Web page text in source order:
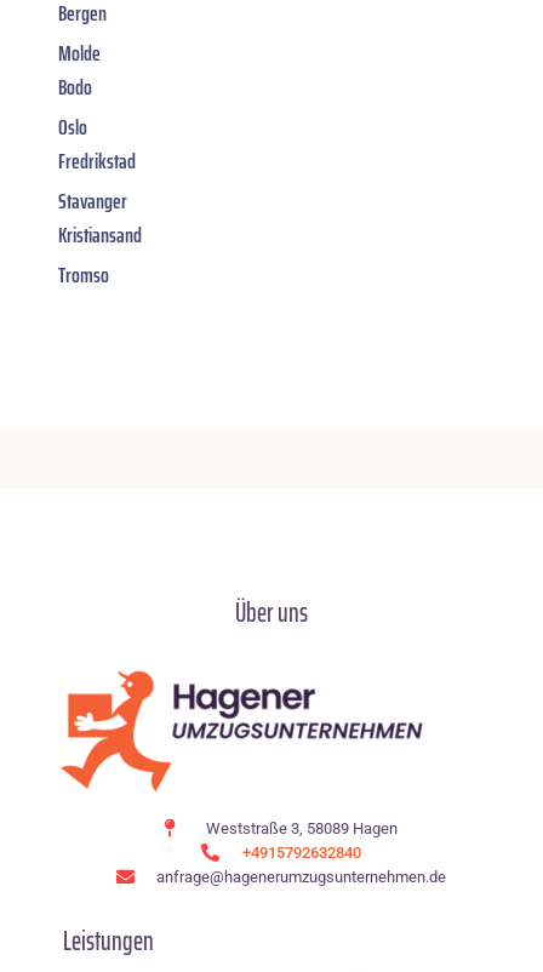
Bergen
Molde
Bodo
Oslo
Fredrikstad
Stavanger
Kristiansand
Tromso
Über uns
Weststraße 3, 58089 Hagen
+4915792632840
anfrage@hagenerumzugsunternehmen.de
Leistungen